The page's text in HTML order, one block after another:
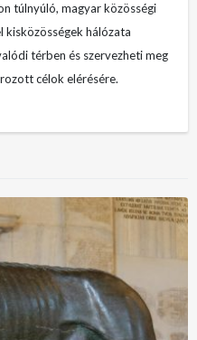
túlnyúló, magyar közösségi
kisközösségek hálózata
térben és szervezheti meg
célok elérésére.